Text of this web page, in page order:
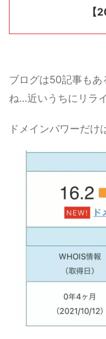
【
ブログは50記事もあ
ね…近いうちにリラ
ドメインパワーだけ